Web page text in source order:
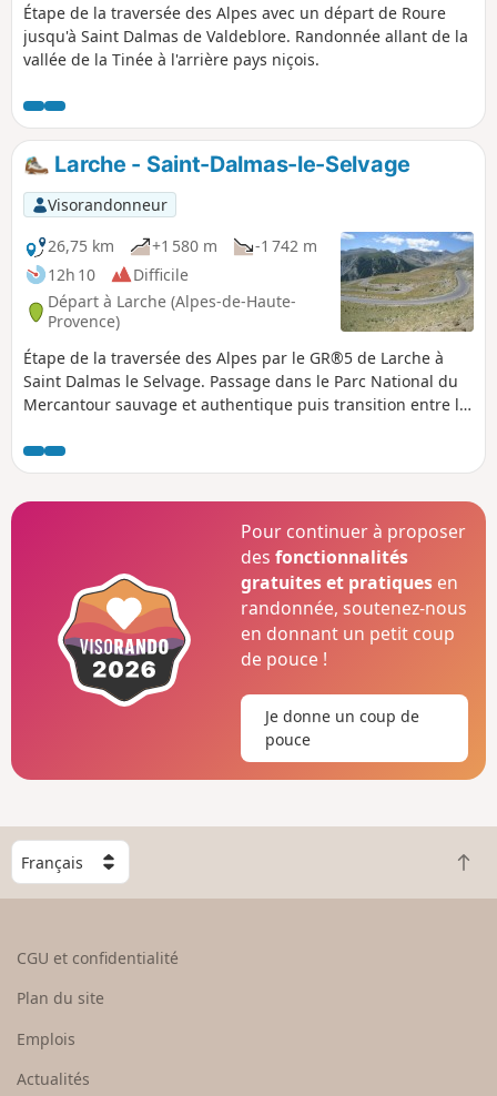
Étape de la traversée des Alpes avec un départ de Roure
jusqu'à Saint Dalmas de Valdeblore. Randonnée allant de la
vallée de la Tinée à l'arrière pays niçois.
Larche - Saint-Dalmas-le-Selvage
Visorandonneur
26,75 km
+1 580 m
-1 742 m
12h 10
Difficile
Départ à Larche (Alpes-de-Haute-
Provence)
Étape de la traversée des Alpes par le GR®5 de Larche à
Saint Dalmas le Selvage. Passage dans le Parc National du
Mercantour sauvage et authentique puis transition entre la
plus haute route d'Europe vers le Col de la Bonnette.
Pour continuer à proposer
desfonctionnalités
gratuites et pratiques en
randonnée, soutenez-nous
en donnant un petit coup
de pouce !
Je donne un coup de
pouce
C
h
o
e
u
R
e
CGU et confidentialité
Plan du site
Emplois
Actualités